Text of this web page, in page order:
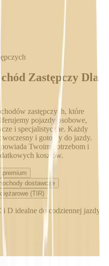
Zastępczy Dla
zastępczych, które
pojazdy osobowe,
i specjalistyczne. Każdy
i gotowy do jazdy.
Twoim potrzebom i
kosztów.
premium
dostawcze
(TIR)
i D idealne do codziennej jazdy